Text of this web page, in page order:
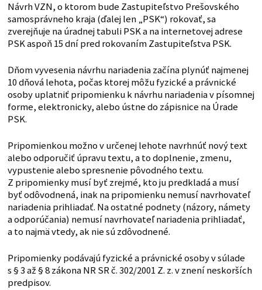
Návrh VZN, o ktorom bude Zastupiteľstvo Prešovského
samosprávneho kraja (ďalej len „PSK“) rokovať, sa
zverejňuje na úradnej tabuli PSK a na internetovej adrese
PSK aspoň 15 dní pred rokovaním Zastupiteľstva PSK.
Dňom vyvesenia návrhu nariadenia začína plynúť najmenej
10 dňová lehota, počas ktorej môžu fyzické a právnické
osoby uplatniť pripomienku k návrhu nariadenia v písomnej
forme, elektronicky, alebo ústne do zápisnice na Úrade
PSK.
Pripomienkou možno v určenej lehote navrhnúť nový text
alebo odporučiť úpravu textu, a to doplnenie, zmenu,
vypustenie alebo spresnenie pôvodného textu.
Z pripomienky musí byť zrejmé, kto ju predkladá a musí
byť odôvodnená, inak na pripomienku nemusí navrhovateľ
nariadenia prihliadať. Na ostatné podnety (názory, námety
a odporúčania) nemusí navrhovateľ nariadenia prihliadať,
a to najmä vtedy, ak nie sú zdôvodnené.
Pripomienky podávajú fyzické a právnické osoby v súlade
s § 3 až § 8 zákona NR SR č. 302/2001 Z. z. v znení neskorších
predpisov.